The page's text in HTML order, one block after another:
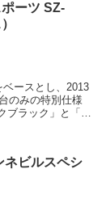
ーツ SZ-
ースとし、2013
のみの特別仕様
ブラック」と「ブ
ネビルスペシ